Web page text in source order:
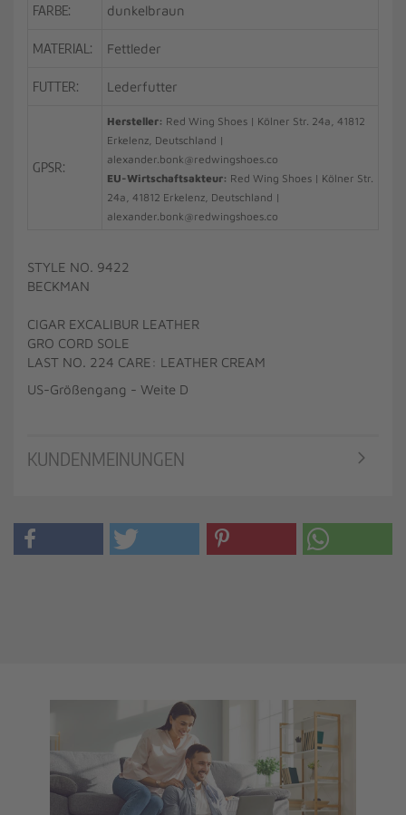
FARBE: dunkelbraun
MATERIAL: Fettleder
FUTTER: Lederfutter
GPSR:
Hersteller: Red Wing Shoes | Kölner Str. 24a, 41812
Erkelenz, Deutschland |
alexander.bonk@redwingshoes.co
EU-Wirtschaftsakteur: Red Wing Shoes | Kölner Str.
24a, 41812 Erkelenz, Deutschland |
alexander.bonk@redwingshoes.co
STYLE NO. 9422
BECKMAN
CIGAR EXCALIBUR LEATHER
GRO CORD SOLE
LAST NO. 224 CARE: LEATHER CREAM
US-Größengang - Weite D
KUNDENMEINUNGEN